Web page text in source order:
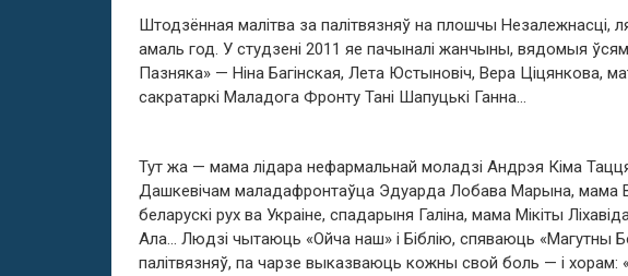
Штодзённая малітва за палітвязняў на плошчы Незалежнасці,
амаль год. У студзені 2011 яе пачыналі жанчыны, вядомыя
Пазняка» — Ніна Багінская, Лета Юстыновіч, Вера Ціцянкова,
сакратаркі Маладога Фронту Тані Шапуцькі Ганна…
Тут жа — мама лідара нефармальнай моладзі Андрэя Кіма
Дашкевічам маладафронтаўца Эдуарда Лобава Марына, мама
беларускі рух ва Украіне, спадарыня Галіна, мама Мікіты
Ала… Людзі чытаюць «Ойча наш» і Біблію, спяваюць «Магутны
палітвязняў, па чарзе выказваюць кожны свой боль — і